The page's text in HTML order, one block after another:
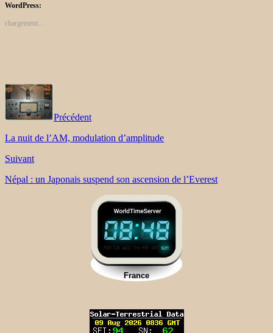
WordPress:
chargement…
Précédent
La nuit de l’AM, modulation d’amplitude
Suivant
Népal : un Japonais suspend son ascension de l’Everest